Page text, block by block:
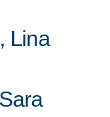
, Lina